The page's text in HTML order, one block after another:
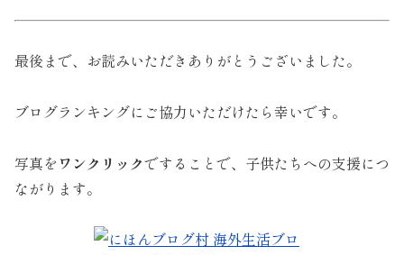
最後まで、お読みいただきありがとうございました。
ブログランキングにご協力いただけたら幸いです。
写真をワンクリックですることで、子供たちへの支援につ
ながります。